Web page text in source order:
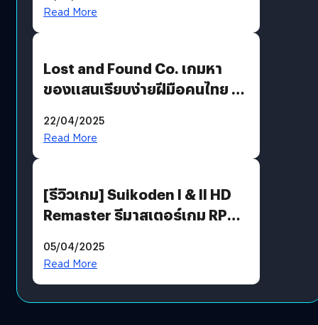
Read More
Lost and Found Co. เกมหา
ของแสนเรียบง่ายฝีมือคนไทย ที่
ตัวคุณ
22/04/2025
Read More
[รีวิวเกม] Suikoden I & II HD
Remaster รีมาสเตอร์เกม RPG
05/04/2025
Read More